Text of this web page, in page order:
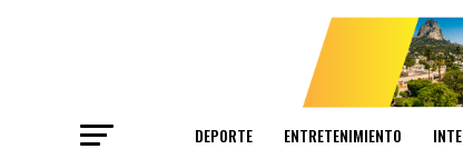
DEPORTE ENTRETENIMIENTO